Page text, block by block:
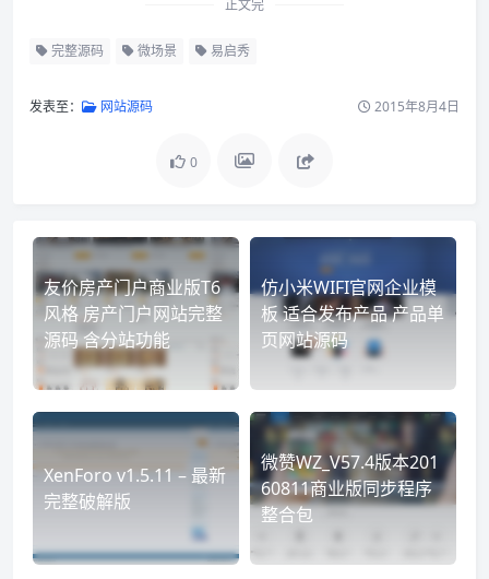
正文完
完整源码 微场景 易启秀
发表至： 网站源码 2015年8月4日
0
友价房产门户商业版T6
风格 房产门户网站完整
源码 含分站功能
仿小米WIFI官网企业模
板 适合发布产品 产品单
页网站源码
XenForo v1.5.11 – 最新
完整破解版
微赞WZ_V57.4版本201
60811商业版同步程序
整合包